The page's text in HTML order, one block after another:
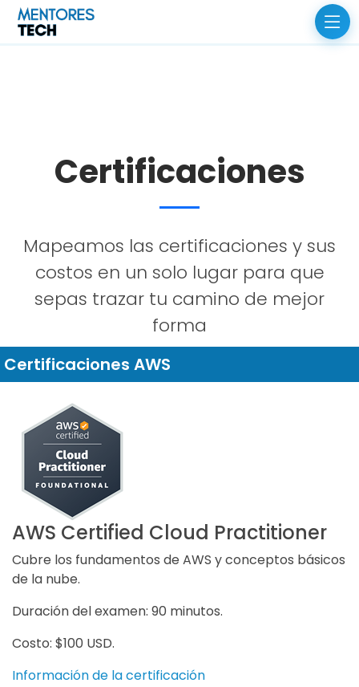
Certificaciones
Mapeamos las certificaciones y sus
costos en un solo lugar para que
sepas trazar tu camino de mejor
forma
Certificaciones AWS
AWS Certified Cloud Practitioner
Cubre los fundamentos de AWS y conceptos básicos
de la nube.
Duración del examen: 90 minutos.
Costo: $100 USD.
Información de la certificación